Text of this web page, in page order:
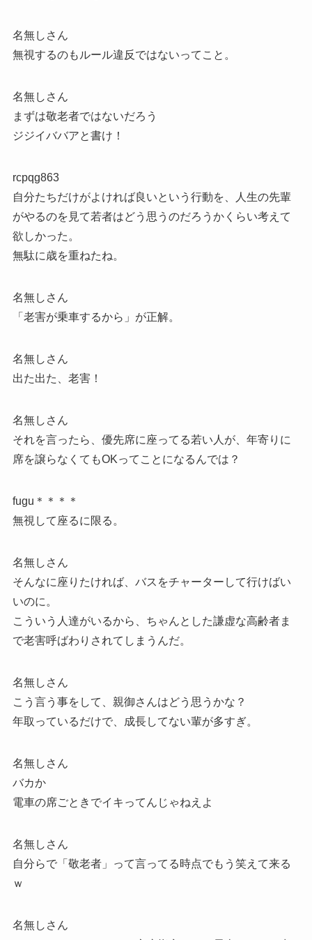
名無しさん
無視するのもルール違反ではないってこと。
名無しさん
まずは敬老者ではないだろう
ジジイババアと書け！
rcpqg863
自分たちだけがよければ良いという行動を、人生の先輩
がやるのを見て若者はどう思うのだろうかくらい考えて
欲しかった。
無駄に歳を重ねたね。
名無しさん
「老害が乗車するから」が正解。
名無しさん
出た出た、老害！
名無しさん
それを言ったら、優先席に座ってる若い人が、年寄りに
席を譲らなくてもOKってことになるんでは？
fugu＊＊＊＊
無視して座るに限る。
名無しさん
そんなに座りたければ、バスをチャーターして行けばい
いのに。
こういう人達がいるから、ちゃんとした謙虚な高齢者ま
で老害呼ばわりされてしまうんだ。
名無しさん
こう言う事をして、親御さんはどう思うかな？
年取っているだけで、成長してない輩が多すぎ。
名無しさん
バカか
電車の席ごときでイキってんじゃねえよ
名無しさん
自分らで「敬老者」って言ってる時点でもう笑えて来る
ｗ
名無しさん